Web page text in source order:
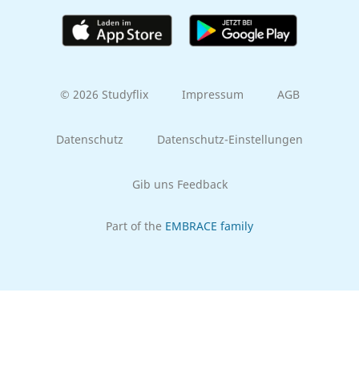
© 2026 Studyflix Impressum AGB
Datenschutz Datenschutz-Einstellungen
Gib uns Feedback
Part of the EMBRACE family